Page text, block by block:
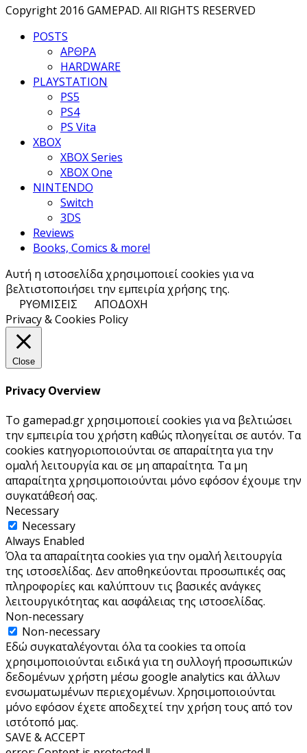
Copyright 2016 GAMEPAD. All RIGHTS RESERVED
POSTS
ΑΡΘΡΑ
HARDWARE
PLAYSTATION
PS5
PS4
PS Vita
XBOX
XBOX Series
XBOX One
NINTENDO
Switch
3DS
Reviews
Books, Comics & more!
Αυτή η ιστοσελίδα χρησιμοποιεί cookies για να
βελτιστοποιήσει την εμπειρία χρήσης της.
ΡΥΘΜΙΣΕΙΣ
ΑΠΟΔΟΧΗ
Privacy & Cookies Policy
Close
Privacy Overview
Το gamepad.gr χρησιμοποιεί cookies για να βελτιώσει
την εμπειρία του χρήστη καθώς πλοηγείται σε αυτόν. Τα
cookies κατηγοριοποιούνται σε απαραίτητα για την
ομαλή λειτουργία και σε μη απαραίτητα. Τα μη
απαραίτητα χρησιμοποιούνται μόνο εφόσον έχουμε την
συγκατάθεσή σας.
Necessary
Necessary
Always Enabled
Όλα τα απαραίτητα cookies για την ομαλή λειτουργία
της ιστοσελίδας. Δεν αποθηκεύονται προσωπικές σας
πληροφορίες και καλύπτουν τις βασικές ανάγκες
λειτουργικότητας και ασφάλειας της ιστοσελίδας.
Non-necessary
Non-necessary
Εδώ συγκαταλέγονται όλα τα cookies τα οποία
χρησιμοποιούνται ειδικά για τη συλλογή προσωπικών
δεδομένων χρήστη μέσω google analytics και άλλων
ενσωματωμένων περιεχομένων. Χρησιμοποιούνται
μόνο εφόσον έχετε αποδεχτεί την χρήση τους από τον
ιστότοπό μας.
SAVE & ACCEPT